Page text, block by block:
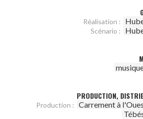
Réalisation :
Scénario :
PRODUCTION,
Production : Carrement à